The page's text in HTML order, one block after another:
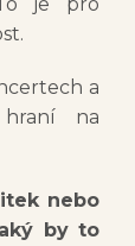
a
na
nebo
by to